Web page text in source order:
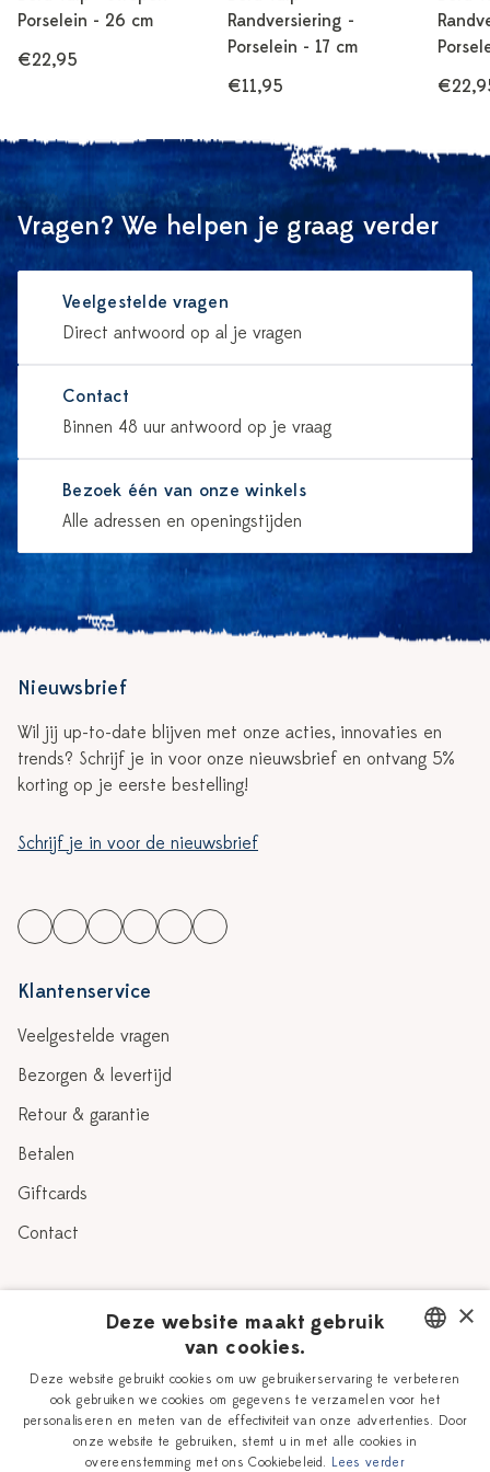
Porselein - 26 cm
€22,95
Randversiering -
Porselein - 17 cm
€11,95
Vragen? We helpen je graag verder
Veelgestelde vragen
Direct antwoord op al je vragen
Contact
Binnen 48 uur antwoord op je vraag
Bezoek één van onze winkels
Alle adressen en openingstijden
Nieuwsbrief
Wil jij up-to-date blijven met onze acties, innovaties en
trends? Schrijf je in voor onze nieuwsbrief en ontvang 5%
korting op je eerste bestelling!
Schrijf je in voor de nieuwsbrief
Klantenservice
Veelgestelde vragen
Bezorgen & levertijd
Retour & garantie
Betalen
Giftcards
Contact
Verhaal
Onze plateelschilders
Delfts Blauw
Workshops
Vacatures
DUTCH
ENGLISH
×
Deze website maakt gebruik
van cookies.
Deze website gebruikt cookies om uw gebruikerservaring te verbeteren
ook gebruiken we cookies om gegevens te verzamelen voor het
personaliseren en meten van de effectiviteit van onze advertenties. Door
onze website te gebruiken, stemt u in met alle cookies in
overeenstemming met ons Cookiebeleid. Lees verder